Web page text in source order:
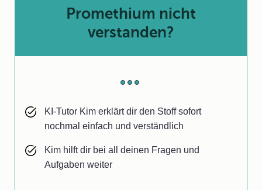
Promethium nicht
verstanden?
KI-Tutor Kim erklärt dir den Stoff sofort
nochmal einfach und verständlich
Kim hilft dir bei all deinen Fragen und
Aufgaben weiter